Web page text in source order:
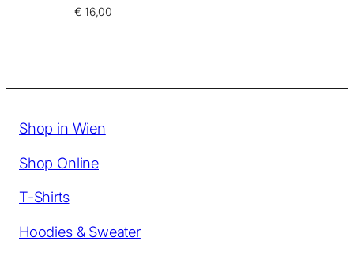
€ 16,00
Shop in Wien
Shop Online
T-Shirts
Hoodies & Sweater